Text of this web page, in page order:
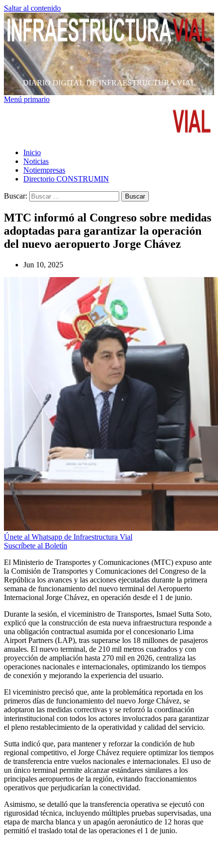
Saltar al contenido
DIARIO DIGITAL DE INFRAESTRUCTURA VIAL
Menú primario
Inicio
Noticias
Notiempresas
Directorio CONSTRUMIN
Buscar:
MTC informó al Congreso sobre medidas
adoptadas para garantizar la operación
del nuevo aeropuerto Jorge Chávez
Jun 10, 2025
Únete al Whatsapp de Infraestructura Vial
Suscríbete al Boletín
El Ministerio de Transportes y Comunicaciones (MTC) expuso ante
la Comisión de Transportes y Comunicaciones del Congreso de la
República los avances y las acciones ejecutadas durante la primera
semana de funcionamiento del nuevo terminal del Aeropuerto
Internacional Jorge Chávez, en operación desde el 1 de junio.
Durante la sesión, el viceministro de Transportes, Ismael Sutta Soto,
explicó que la construcción de esta nueva infraestructura responde a
una obligación contractual asumida por el concesionario Lima
Airport Partners (LAP), tras superarse los 18 millones de pasajeros
anuales. El nuevo terminal, de 210 mil metros cuadrados y con
proyección de ampliación hasta 270 mil en 2026, centraliza las
operaciones nacionales e internacionales, optimizando los tiempos
de conexión y mejorando la experiencia del usuario.
El viceministro precisó que, ante la problemática reportada en los
primeros días de funcionamiento del nuevo Jorge Chávez, se
adoptaron las medidas correctivas y se reforzó la coordinación
interinstitucional con todos los actores involucrados para garantizar
el pleno restablecimiento de la operatividad y calidad del servicio.
Sutta indicó que, para mantener y reforzar la condición de hub
regional competitivo, el Jorge Chávez requiere optimizar los tiempos
de transferencia entre vuelos nacionales e internacionales. El uso de
un único terminal permite alcanzar estándares similares a los
principales aeropuertos de la región, evitando fraccionamientos
operativos que perjudicarían la conectividad.
Asimismo, se detalló que la transferencia operativa se ejecutó con
rigurosidad técnica, incluyendo múltiples pruebas supervisadas, una
etapa de marcha blanca y un apagón aeronáutico de 12 horas que
permitió el traslado total de las operaciones el 1 de junio.